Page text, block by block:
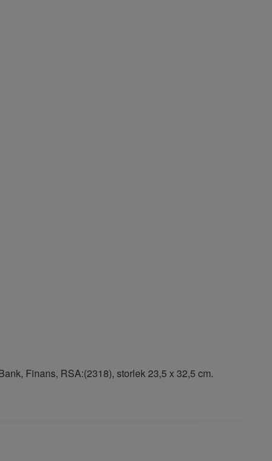
Finans, RSA:(2318), storlek 23,5 x 32,5 cm.